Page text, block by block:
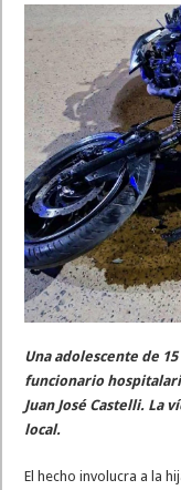
Una adolescente de
funcionario
Juan José Castelli. La
local.
El hecho involucra a la